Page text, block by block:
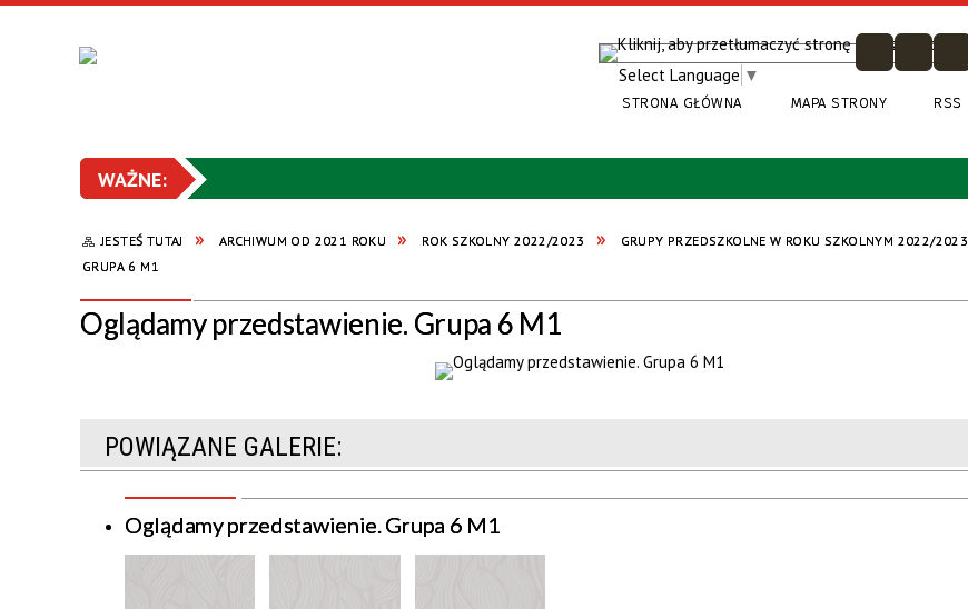
Select Language ▼
STRONA GŁÓWNA MAPA STRONY RSS
JESTEŚ TUTAJ ARCHIWUM OD 2021 ROKU ROK SZKOLNY 2022/2023 GRUPY PRZEDSZKOLNE W ROKU SZKOLNYM 2022/2023
GRUPA 6 M1
Oglądamy przedstawienie. Grupa 6 M1
POWIĄZANE GALERIE:
Oglądamy przedstawienie. Grupa 6 M1